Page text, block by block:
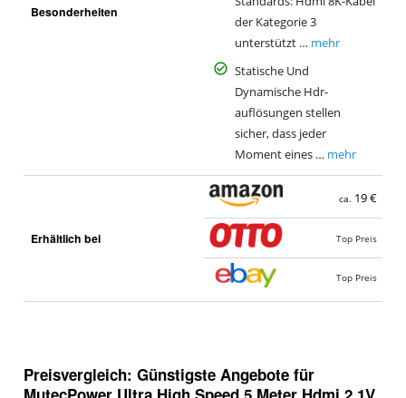
Besonderheiten
der Kategorie 3
unterstützt … mehr
Statische Und
Dynamische Hdr-
auflösungen stellen
sicher, dass jeder
Moment eines … mehr
Erhältlich bei
ca. 19 €
Top Preis
Top Preis
Preisvergleich: Günstigste Angebote für